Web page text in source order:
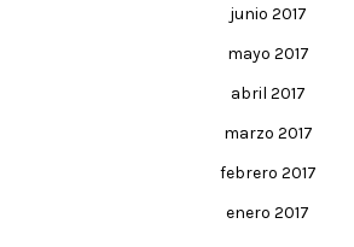
junio 2017
mayo 2017
abril 2017
marzo 2017
febrero 2017
enero 2017